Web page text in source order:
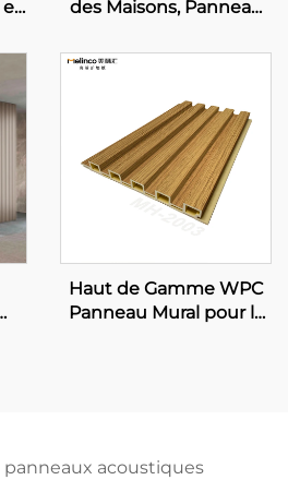
des Maisons, Panneau
Carbonisé, Flexible et
Laser, Feuille Murale
pour Décoration
Intérieure
Haut de Gamme WPC
Panneau Mural pour la
acoustiques